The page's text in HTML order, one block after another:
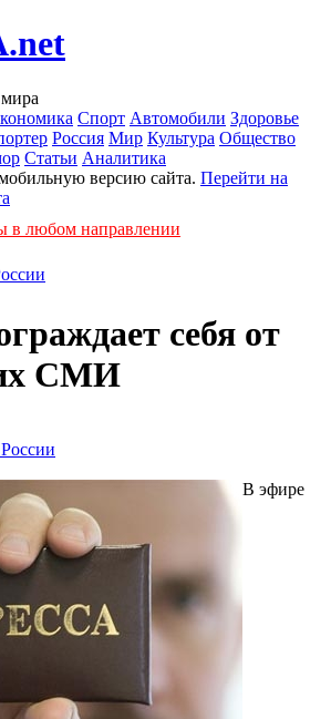
Спорт Автомобили Здоровье
Россия Мир Культура Общество
Статьи Аналитика
версию сайта. Перейти на
в любом направлении
себя от
СМИ
В эфире